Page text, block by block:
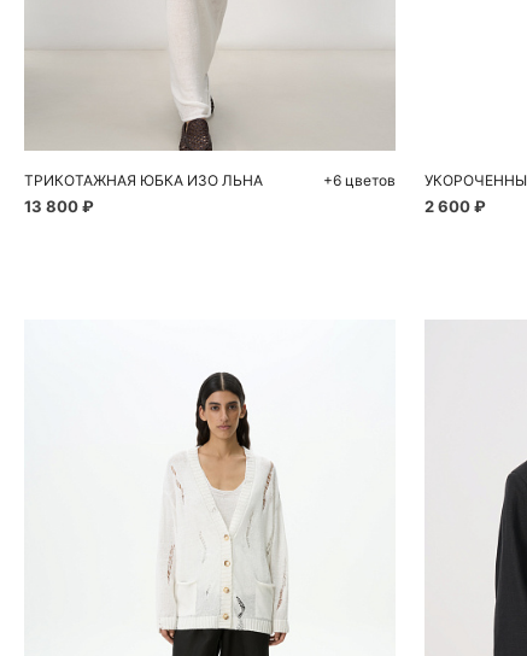
Добавить в корзину
M
ТРИКОТАЖНАЯ ЮБКА ИЗО ЛЬНА
13 800 ₽
+6 цветов
2 600 ₽